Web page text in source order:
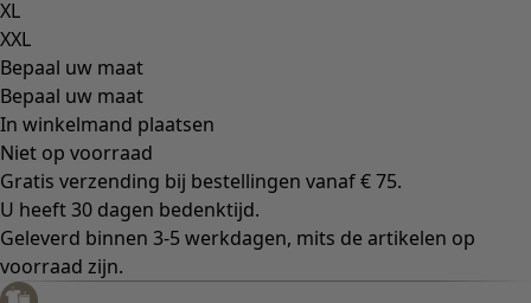
Bohemien interieur
Scandinavisch interieur
Gezellig interieur